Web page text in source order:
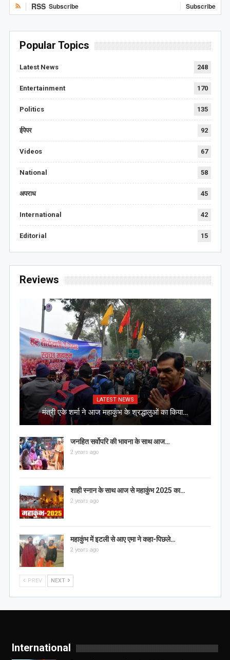
RSS Subscribe Subscribe
Popular Topics
Latest News 248
Entertainment 170
Politics 135
ईपेपर 92
Videos 67
National 58
अपराध 45
International 42
Editorial 15
Reviews
LATEST NEWS
मंत्री एके शर्मा ने आज महाकुंभ के श्रद्धालुओं का किया…
जनहित सर्वोपरि की भावना के साथ आज…
2 years ago
शाही स्नान के साथ आज से महाकुंभ 2025 का…
2 years ago
महाकुंभ में इटली से आए एमा ने कहा-पिछले…
2 years ago
PREV NEXT
International